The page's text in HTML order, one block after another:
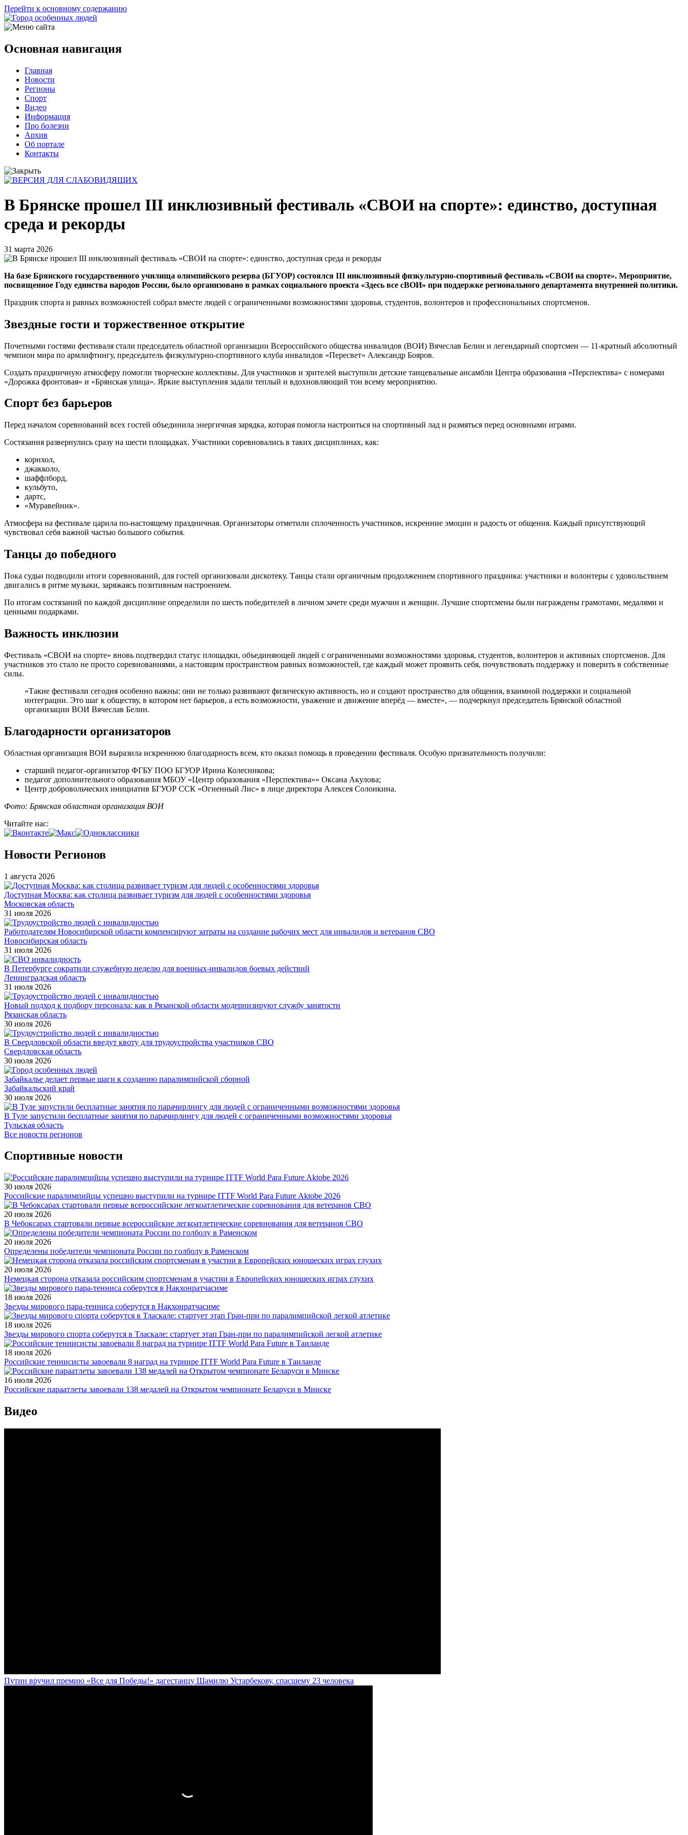
Перейти к основному содержанию
Основная навигация
Главная
Новости
Регионы
Спорт
Видео
Информация
Про болезни
Архив
Об портале
Контакты
В Брянске прошел III инклюзивный фестиваль «СВОИ на спорте»: единство, доступная
среда и рекорды
31 марта 2026
На базе Брянского государственного училища олимпийского резерва (БГУОР) состоялся III инклюзивный физкультурно-спортивный фестиваль «СВОИ на спорте». Мероприятие,
посвященное Году единства народов России, было организовано в рамках социального проекта «Здесь все сВОИ» при поддержке регионального департамента внутренней политики.
Праздник спорта и равных возможностей собрал вместе людей с ограниченными возможностями здоровья, студентов, волонтеров и профессиональных спортсменов.
Звездные гости и торжественное открытие
Почетными гостями фестиваля стали председатель областной организации Всероссийского общества инвалидов (ВОИ) Вячеслав Белин и легендарный спортсмен — 11-кратный абсолютный
чемпион мира по армлифтингу, председатель физкультурно-спортивного клуба инвалидов «Пересвет» Александр Бояров.
Создать праздничную атмосферу помогли творческие коллективы. Для участников и зрителей выступили детские танцевальные ансамбли Центра образования «Перспектива» с номерами
«Дорожка фронтовая» и «Брянская улица». Яркие выступления задали теплый и вдохновляющий тон всему мероприятию.
Спорт без барьеров
Перед началом соревнований всех гостей объединила энергичная зарядка, которая помогла настроиться на спортивный лад и размяться перед основными играми.
Состязания развернулись сразу на шести площадках. Участники соревновались в таких дисциплинах, как:
корнхол,
джакколо,
шаффлборд,
кульбуто,
дартс,
«Муравейник».
Атмосфера на фестивале царила по-настоящему праздничная. Организаторы отметили сплоченность участников, искренние эмоции и радость от общения. Каждый присутствующий
чувствовал себя важной частью большого события.
Танцы до победного
Пока судьи подводили итоги соревнований, для гостей организовали дискотеку. Танцы стали органичным продолжением спортивного праздника: участники и волонтеры с удовольствием
двигались в ритме музыки, заряжаясь позитивным настроением.
По итогам состязаний по каждой дисциплине определили по шесть победителей в личном зачете среди мужчин и женщин. Лучшие спортсмены были награждены грамотами, медалями и
ценными подарками.
Важность инклюзии
Фестиваль «СВОИ на спорте» вновь подтвердил статус площадки, объединяющей людей с ограниченными возможностями здоровья, студентов, волонтеров и активных спортсменов. Для
участников это стало не просто соревнованиями, а настоящим пространством равных возможностей, где каждый может проявить себя, почувствовать поддержку и поверить в собственные
силы.
«Такие фестивали сегодня особенно важны: они не только развивают физическую активность, но и создают пространство для общения, взаимной поддержки и социальной
интеграции. Это шаг к обществу, в котором нет барьеров, а есть возможности, уважение и движение вперёд — вместе», — подчеркнул председатель Брянской областной
организации ВОИ Вячеслав Белин.
Благодарности организаторов
Областная организация ВОИ выразила искреннюю благодарность всем, кто оказал помощь в проведении фестиваля. Особую признательность получили:
старший педагог-организатор ФГБУ ПОО БГУОР Ирина Колесникова;
педагог дополнительного образования МБОУ «Центр образования «Перспектива»» Оксана Акулова;
Центр добровольческих инициатив БГУОР ССК «Огненный Лис» в лице директора Алексея Солонкина.
Фото: Брянская областная организация ВОИ
Читайте нас:
Новости Регионов
1 августа 2026
Доступная Москва: как столица развивает туризм для людей с особенностями здоровья
Московская область
31 июля 2026
Работодателям Новосибирской области компенсируют затраты на создание рабочих мест для инвалидов и ветеранов СВО
Новосибирская область
31 июля 2026
В Петербурге сократили служебную неделю для военных-инвалидов боевых действий
Ленинградская область
31 июля 2026
Новый подход к подбору персонала: как в Рязанской области модернизируют службу занятости
Рязанская область
30 июля 2026
В Свердловской области введут квоту для трудоустройства участников СВО
Свердловская область
30 июля 2026
Забайкалье делает первые шаги к созданию паралимпийской сборной
Забайкальский край
30 июля 2026
В Туле запустили бесплатные занятия по парачирлингу для людей с ограниченными возможностями здоровья
Тульская область
Все новости регионов
Спортивные новости
30 июля 2026
Российские паралимпийцы успешно выступили на турнире ITTF World Para Future Aktobe 2026
20 июля 2026
В Чебоксарах стартовали первые всероссийские легкоатлетические соревнования для ветеранов СВО
20 июля 2026
Определены победители чемпионата России по голболу в Раменском
20 июля 2026
Немецкая сторона отказала российским спортсменам в участии в Европейских юношеских играх глухих
18 июля 2026
Звезды мирового пара-тенниса соберутся в Накхонратчасиме
18 июля 2026
Звезды мирового спорта соберутся в Тласкале: стартует этап Гран-при по паралимпийской легкой атлетике
18 июля 2026
Российские теннисисты завоевали 8 наград на турнире ITTF World Para Future в Таиланде
16 июля 2026
Российские параатлеты завоевали 138 медалей на Открытом чемпионате Беларуси в Минске
Видео
Путин вручил премию «Все для Победы!» дагестанцу Шамилю Устарбекову, спасшему 23 человека